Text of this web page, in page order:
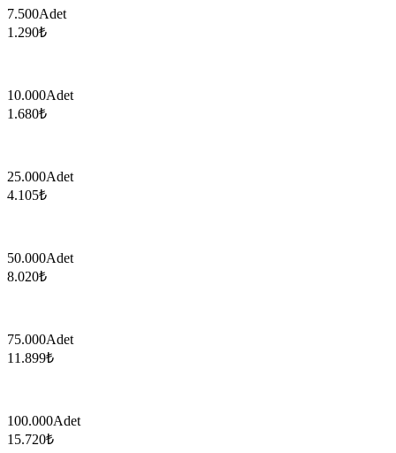
7.500Adet
1.290₺
10.000Adet
1.680₺
25.000Adet
4.105₺
50.000Adet
8.020₺
75.000Adet
11.899₺
100.000Adet
15.720₺